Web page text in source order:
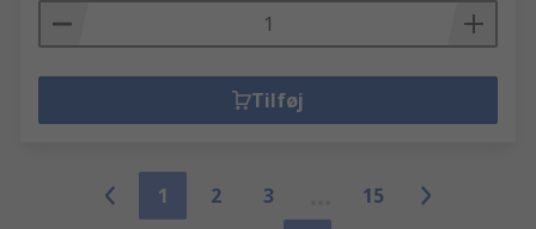
Tilføj
1 2 3
15